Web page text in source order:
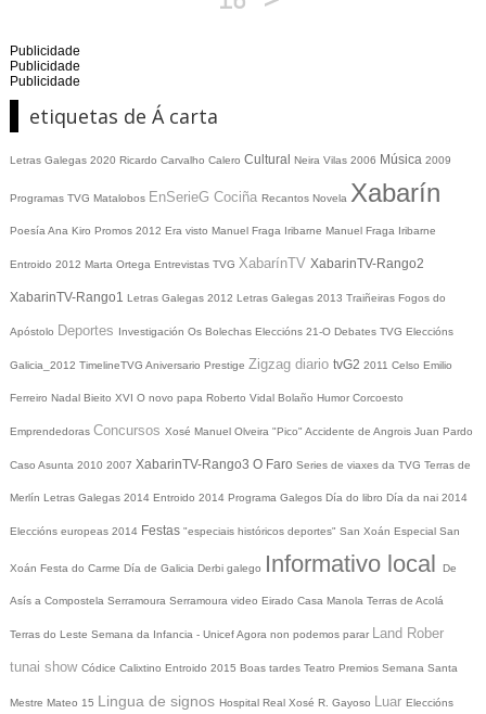
Publicidade
Publicidade
Publicidade
etiquetas de Á carta
Letras Galegas 2020 Ricardo Carvalho Calero Cultural Neira Vilas 2006 Música 2009
Programas TVG Matalobos EnSerieG Cociña Recantos Novela Xabarín
Poesía Ana Kiro Promos 2012 Era visto Manuel Fraga Iribarne Manuel Fraga Iribarne
Entroido 2012 Marta Ortega Entrevistas TVG XabarínTV XabarinTV-Rango2
XabarinTV-Rango1 Letras Galegas 2012 Letras Galegas 2013 Traiñeiras Fogos do
Apóstolo Deportes Investigación Os Bolechas Eleccións 21-O Debates TVG Eleccións
Galicia_2012 TimelineTVG Aniversario Prestige Zigzag diario tvG2 2011 Celso Emilio
Ferreiro Nadal Bieito XVI O novo papa Roberto Vidal Bolaño Humor Corcoesto
Emprendedoras Concursos Xosé Manuel Olveira "Pico" Accidente de Angrois Juan Pardo
Caso Asunta 2010 2007 XabarinTV-Rango3 O Faro Series de viaxes da TVG Terras de
Merlín Letras Galegas 2014 Entroido 2014 Programa Galegos Día do libro Día da nai 2014
Eleccións europeas 2014 Festas "especiais históricos deportes" San Xoán Especial San
Xoán Festa do Carme Día de Galicia Derbi galego Informativo local De
Asís a Compostela Serramoura Serramoura video Eirado Casa Manola Terras de Acolá
Terras do Leste Semana da Infancia - UnicefAgora non podemos parar Land Rober
tunai show Códice Calixtino Entroido 2015 Boas tardes Teatro Premios Semana Santa
Mestre Mateo 15 Lingua de signos Hospital Real Xosé R. Gayoso Luar Eleccións